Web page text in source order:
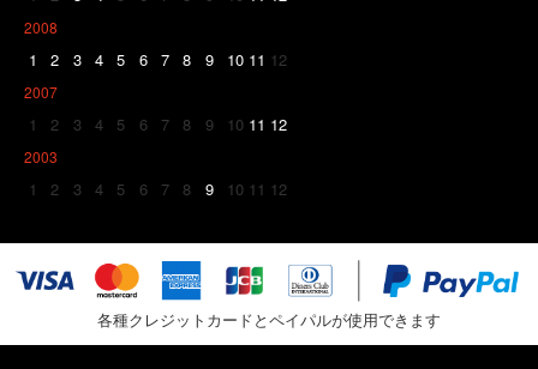
2008
1 2 3 4 5 6 7 8 9 10 11 12
2007
1 2 3 4 5 6 7 8 9 10 11 12
2003
1 2 3 4 5 6 7 8 9 10 11 12
各種クレジットカードとペイパルが使用できます